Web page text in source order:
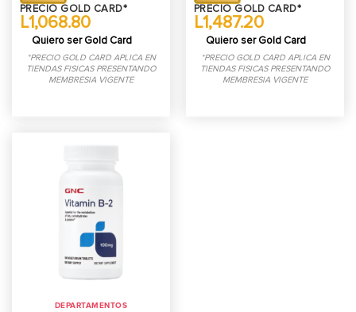
PRECIO GOLD CARD*
L1,068.80
Quiero ser Gold Card
*PRECIO GOLD CARD APLICA EN
TIENDAS FISICAS PRESENTANDO
MEMBRESIA VIGENTE
PRECIO GOLD CARD*
L1,487.20
Quiero ser Gold Card
*PRECIO GOLD CARD APLICA EN
TIENDAS FISICAS PRESENTANDO
MEMBRESIA VIGENTE
DEPARTAMENTOS